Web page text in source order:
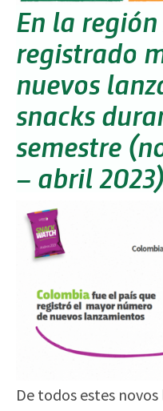
En la
registrado
nuevos
snacks
semestre
– abril 2023)
De todos estes